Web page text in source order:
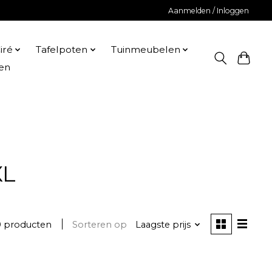
Aanmelden / Inloggen
Tafelpoten
Tuinmeubelen
producten Sorteren op Laagste prijs